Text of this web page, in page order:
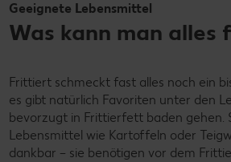
Geeignete Lebensmittel
Was kann man alles
Frittiert schmeckt fast alles noch ein
es gibt natürlich Favoriten unter den
bevorzugt in Frittierfett baden gehen.
Lebensmittel wie Kartoffeln oder
dankbar – sie benötigen vor dem